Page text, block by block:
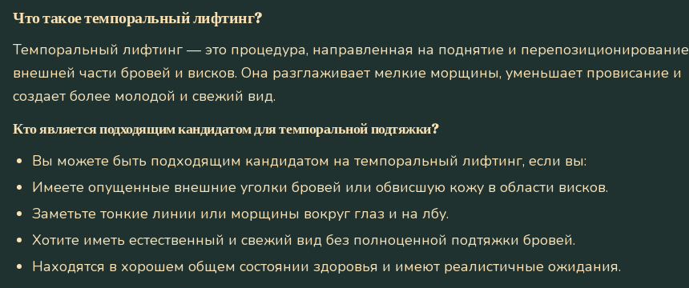
Что такое темпоральный лифтинг?
Темпоральный лифтинг — это процедура, направленная на поднятие и перепозиционирование
внешней части бровей и висков. Она разглаживает мелкие морщины, уменьшает провисание и
создает более молодой и свежий вид.
Кто является подходящим кандидатом для темпоральной подтяжки?
Вы можете быть подходящим кандидатом на темпоральный лифтинг, если вы:
Имеете опущенные внешние уголки бровей или обвисшую кожу в области висков.
Заметьте тонкие линии или морщины вокруг глаз и на лбу.
Хотите иметь естественный и свежий вид без полноценной подтяжки бровей.
Находятся в хорошем общем состоянии здоровья и имеют реалистичные ожидания.